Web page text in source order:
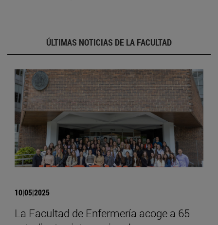
ÚLTIMAS NOTICIAS DE LA FACULTAD
10|05|2025
La Facultad de Enfermería acoge a 65